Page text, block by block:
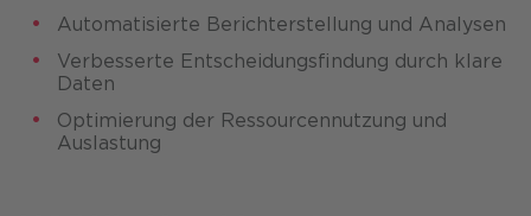
Automatisierte Berichterstellung und Analysen​
Verbesserte Entscheidungsfindung durch klare
Daten​
Optimierung der Ressourcennutzung und
Auslastung​